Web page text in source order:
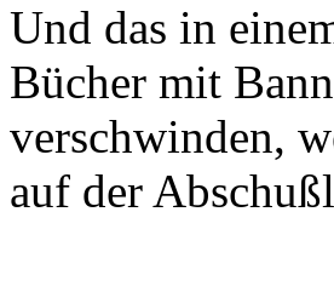
Und das in
Bücher mit
verschwinden,
auf der